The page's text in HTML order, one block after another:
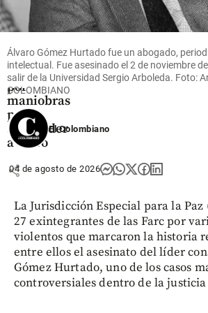
Para el 2 de
septiembre
quedó
indagatoria
a Gloria
Arizabaleta
por
maniobras
para
suspender
a Petro
share
Álvaro Gómez Hurtado fue un abogado,
intelectual. Fue asesinado el 2 de noviembre
salir de la Universidad Sergio Arboleda. Foto:
COLOMBIANO
El Colombiano
04 de agosto de 2026
La Jurisdicción Especial para la Paz
27 exintegrantes de las Farc por
violentos que marcaron la historia
entre ellos el asesinato del líder
Gómez Hurtado, uno de los casos
controversiales dentro de la